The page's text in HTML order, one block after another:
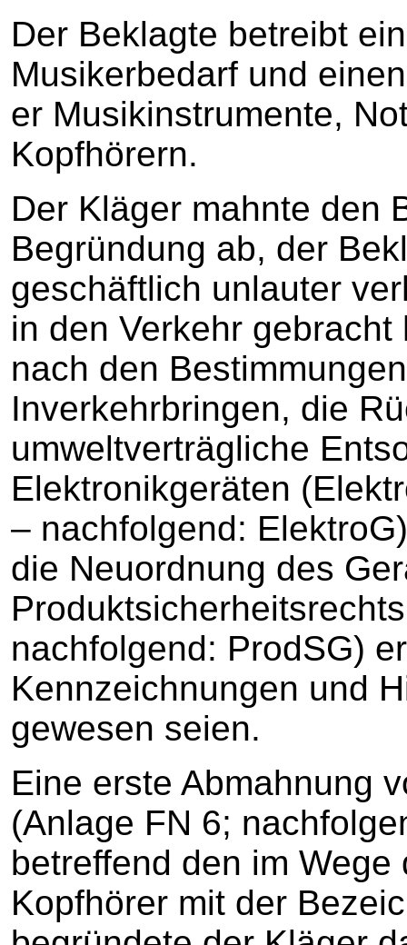
Der Beklagte betreibt
Musikerbedarf und
er Musikinstrumente,
Kopfhörern.
Der Kläger mahnte den
Begründung ab, der
geschäftlich unlauter
in den Verkehr
nach den
Inverkehrbringen, die
umweltverträgliche
Elektronikgeräten
– nachfolgend:
die Neuordnung des
nachfolgend: ProdSG)
Kennzeichnungen und
gewesen seien.
Eine erste Abmahnung
(Anlage FN 6;
betreffend den im
Kopfhörer mit der